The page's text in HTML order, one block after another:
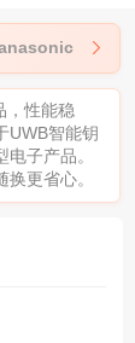

，性能稳
UWB智能钥
子产品。
更省心。